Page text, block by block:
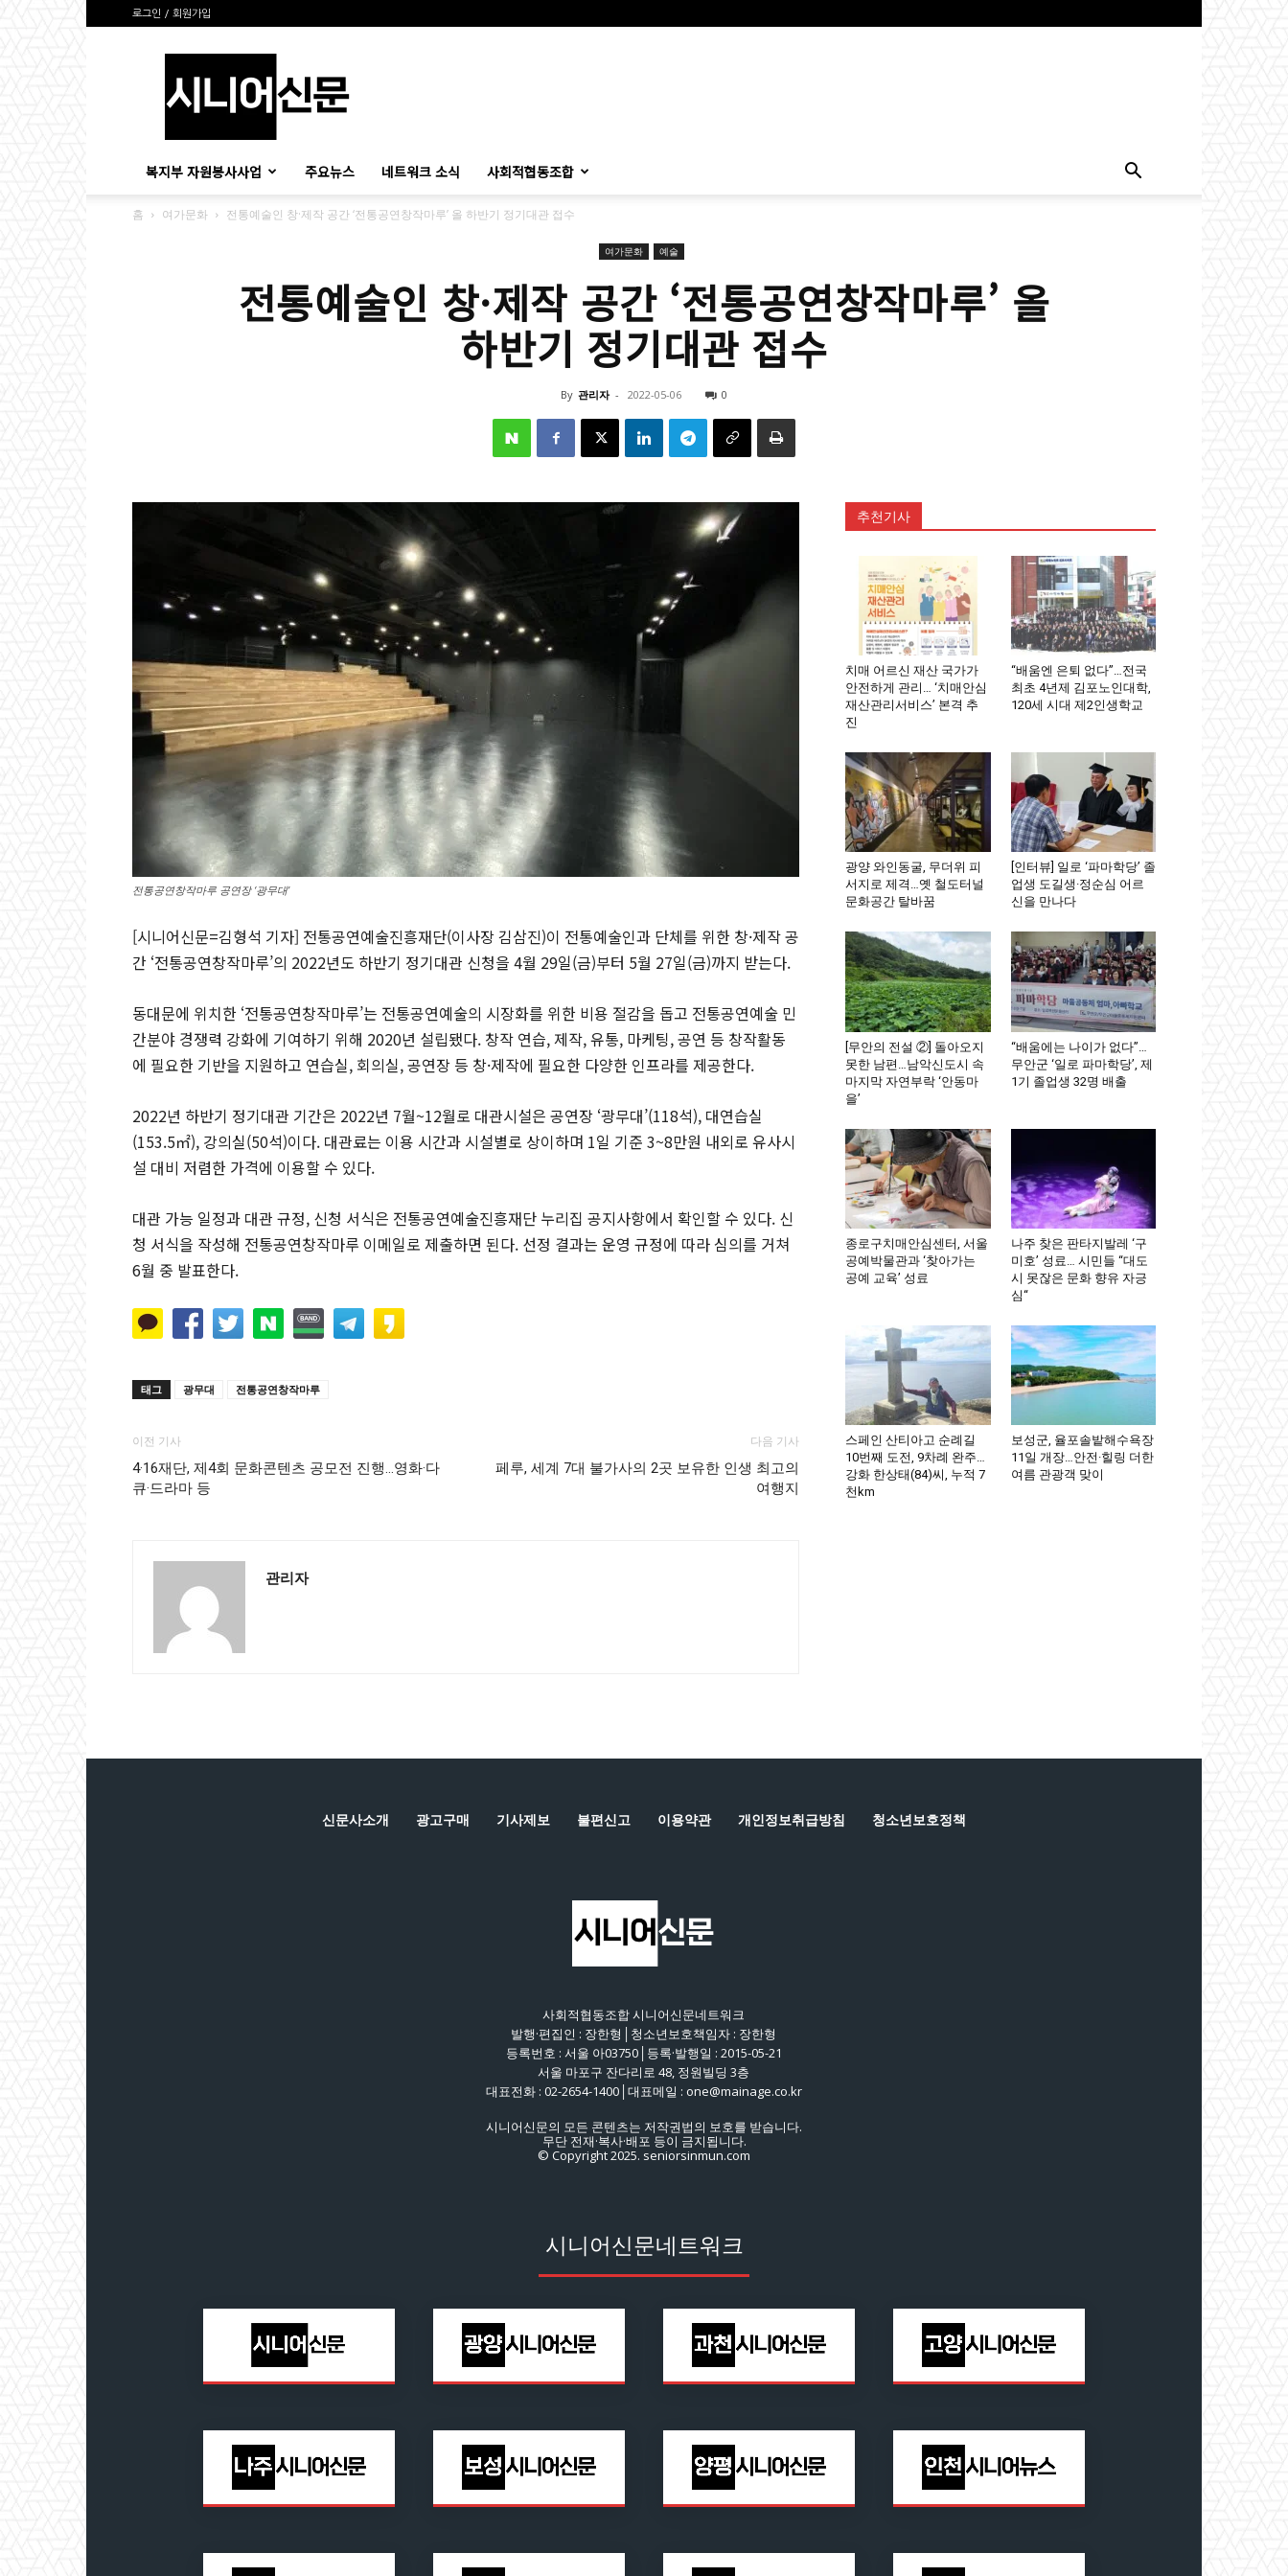
로그인 / 회원가입
니
어
복지부 자원봉사사업 주요뉴스 네트워크 소식 사회적협동조합
홈 여가문화 전통예술인 창·제작 공간 ‘전통공연창작마루’ 올 하반기 정기대관 접수
여가문화 예술
전통예술인 창·제작 공간 ‘전통공연창작마루’ 올
하반기 정기대관 접수
By 관리자 - 2022-05-06 0
전통공연창작마루 공연장 ‘광무대’
[시니어신문=김형석 기자] 전통공연예술진흥재단(이사장 김삼진)이 전통예술인과 단체를 위한 창·제작 공
간 ‘전통공연창작마루’의 2022년도 하반기 정기대관 신청을 4월 29일(금)부터 5월 27일(금)까지 받는다.
동대문에 위치한 ‘전통공연창작마루’는 전통공연예술의 시장화를 위한 비용 절감을 돕고 전통공연예술 민
간분야 경쟁력 강화에 기여하기 위해 2020년 설립됐다. 창작 연습, 제작, 유통, 마케팅, 공연 등 창작활동
에 필요한 기반을 지원하고 연습실, 회의실, 공연장 등 창·제작에 필요한 다양한 인프라를 제공한다.
2022년 하반기 정기대관 기간은 2022년 7월~12월로 대관시설은 공연장 ‘광무대’(118석), 대연습실
(153.5㎡), 강의실(50석)이다. 대관료는 이용 시간과 시설별로 상이하며 1일 기준 3~8만원 내외로 유사시
설 대비 저렴한 가격에 이용할 수 있다.
대관 가능 일정과 대관 규정, 신청 서식은 전통공연예술진흥재단 누리집 공지사항에서 확인할 수 있다. 신
청 서식을 작성해 전통공연창작마루 이메일로 제출하면 된다. 선정 결과는 운영 규정에 따라 심의를 거쳐
6월 중 발표한다.
태그 광무대 전통공연창작마루
이전 기사
4·16재단, 제4회 문화콘텐츠 공모전 진행…영화·다
큐·드라마 등
다음 기사
페루, 세계 7대 불가사의 2곳 보유한 인생 최고의
여행지
관리자
추천기사
치매 어르신 재산 국가가
안전하게 관리… ‘치매안심
재산관리서비스’ 본격 추
진
“배움엔 은퇴 없다”…전국
최초 4년제 김포노인대학,
120세 시대 제2인생학교
광양 와인동굴, 무더위 피
서지로 제격…옛 철도터널
문화공간 탈바꿈
[인터뷰] 일로 ‘파마학당’ 졸
업생 도길생·정순심 어르
신을 만나다
[무안의 전설 ②] 돌아오지
못한 남편…남악신도시 속
마지막 자연부락 ‘안동마
을’
“배움에는 나이가 없다”…
무안군 ‘일로 파마학당’, 제
1기 졸업생 32명 배출
종로구치매안심센터, 서울
공예박물관과 ‘찾아가는
공예 교육’ 성료
나주 찾은 판타지발레 ‘구
미호’ 성료… 시민들 “대도
시 못잖은 문화 향유 자긍
심“
스페인 산티아고 순례길
10번째 도전, 9차례 완주…
강화 한상태(84)씨, 누적 7
천km
보성군, 율포솔밭해수욕장
11일 개장…안전·힐링 더한
여름 관광객 맞이
신문사소개 광고구매 기사제보 불편신고 이용약관 개인정보취급방침 청소년보호정책
사회적협동조합 시니어신문네트워크
발행·편집인 : 장한형│청소년보호책임자 : 장한형
등록번호 : 서울 아03750│등록·발행일 : 2015-05-21
서울 마포구 잔다리로 48, 정원빌딩 3층
대표전화 : 02-2654-1400│대표메일 : one@mainage.co.kr
시니어신문의 모든 콘텐츠는 저작권법의 보호를 받습니다.
무단 전재·복사·배포 등이 금지됩니다.
© Copyright 2025. seniorsinmun.com
시니어신문네트워크